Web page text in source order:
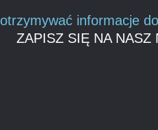
informacje
ZAPISZ SIĘ NA NASZ